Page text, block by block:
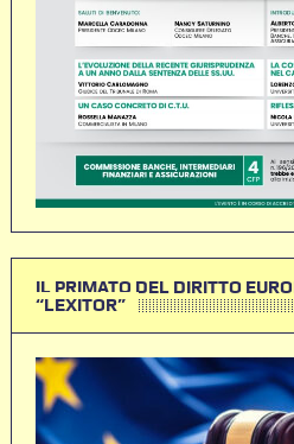
IL PRIMATO DEL DIRITTO
“LEXITOR”